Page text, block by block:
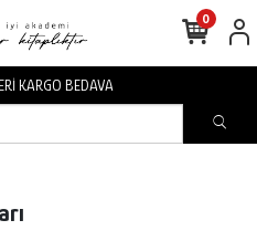
KARGO BEDAVA
0